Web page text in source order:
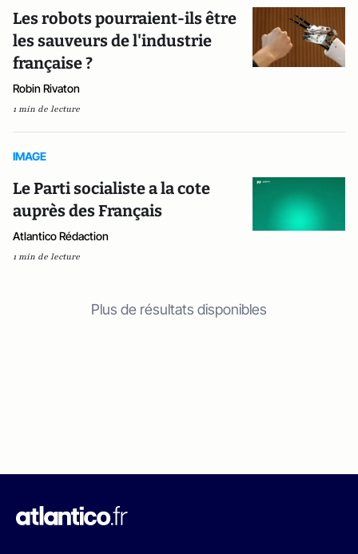
Les robots pourraient-ils être
les sauveurs de l'industrie
française ?
Robin Rivaton
1 min de lecture
IMAGE
Le Parti socialiste a la cote
auprès des Français
Atlantico Rédaction
1 min de lecture
Plus de résultats disponibles